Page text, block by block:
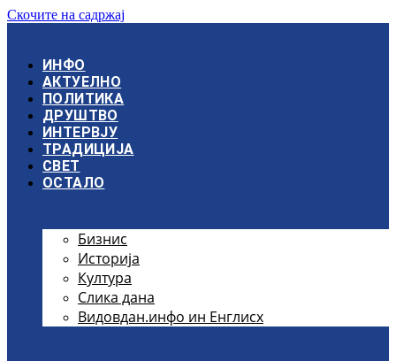
Скочите на садржај
ИНФО
АКТУЕЛНО
ПОЛИТИКА
ДРУШТВО
ИНТЕРВЈУ
ТРАДИЦИЈА
СВЕТ
ОСТАЛО
Бизнис
Историја
Култура
Слика дана
Видовдан.инфо ин Енглисх